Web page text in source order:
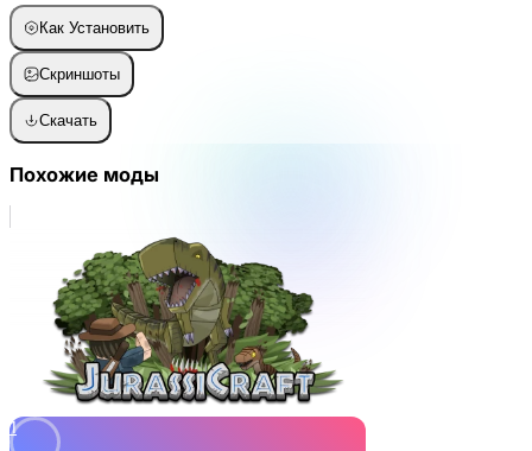
Как Установить
Скриншоты
Скачать
Похожие моды
1